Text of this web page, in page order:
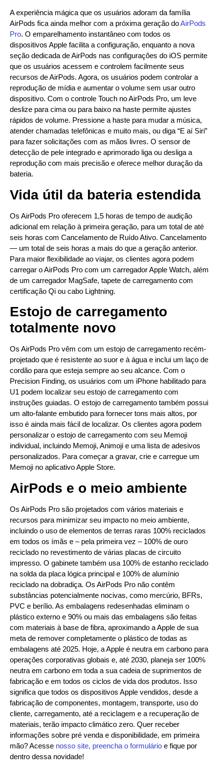
A experiência mágica que os usuários adoram da família
AirPods fica ainda melhor com a próxima geração doAirPods
Pro. O emparelhamento instantâneo com todos os
dispositivos Apple facilita a configuração, enquanto a nova
seção dedicada de AirPods nas configurações do iOS permite
que os usuários acessem e controlem facilmente seus
recursos de AirPods. Agora, os usuários podem controlar a
reprodução de mídia e aumentar o volume sem usar outro
dispositivo. Com o controle Touch no AirPods Pro, um leve
deslize para cima ou para baixo na haste permite ajustes
rápidos de volume. Pressione a haste para mudar a música,
atender chamadas telefônicas e muito mais, ou diga “E aí Siri”
para fazer solicitações com as mãos livres. O sensor de
detecção de pele integrado e aprimorado liga ou desliga a
reprodução com mais precisão e oferece melhor duração da
bateria.
Vida útil da bateria estendida
Os AirPods Pro oferecem 1,5 horas de tempo de audição
adicional em relação à primeira geração, para um total de até
seis horas com Cancelamento de Ruído Ativo. Cancelamento
— um total de seis horas a mais do que a geração anterior.
Para maior flexibilidade ao viajar, os clientes agora podem
carregar o AirPods Pro com um carregador Apple Watch, além
de um carregador MagSafe, tapete de carregamento com
certificação Qi ou cabo Lightning.
Estojo de carregamento
totalmente novo
Os AirPods Pro vêm com um estojo de carregamento recém-
projetado que é resistente ao suor e à água e inclui um laço de
cordão para que esteja sempre ao seu alcance. Com o
Precision Finding, os usuários com um iPhone habilitado para
U1 podem localizar seu estojo de carregamento com
instruções guiadas. O estojo de carregamento também possui
um alto-falante embutido para fornecer tons mais altos, por
isso é ainda mais fácil de localizar. Os clientes agora podem
personalizar o estojo de carregamento com seu Memoji
individual, incluindo Memoji, Animoji e uma lista de adesivos
personalizados. Para começar a gravar, crie e carregue um
Memoji no aplicativo Apple Store.
AirPods e o meio ambiente
Os AirPods Pro são projetados com vários materiais e
recursos para minimizar seu impacto no meio ambiente,
incluindo o uso de elementos de terras raras 100% reciclados
em todos os ímãs e – pela primeira vez – 100% de ouro
reciclado no revestimento de várias placas de circuito
impresso. O gabinete também usa 100% de estanho reciclado
na solda da placa lógica principal e 100% de alumínio
reciclado na dobradiça. Os AirPods Pro não contêm
substâncias potencialmente nocivas, como mercúrio, BFRs,
PVC e berílio. As embalagens redesenhadas eliminam o
plástico externo e 90% ou mais das embalagens são feitas
com materiais à base de fibra, aproximando a Apple de sua
meta de remover completamente o plástico de todas as
embalagens até 2025. Hoje, a Apple é neutra em carbono para
operações corporativas globais e, até 2030, planeja ser 100%
neutra em carbono em toda a sua cadeia de suprimentos de
fabricação e em todos os ciclos de vida dos produtos. Isso
significa que todos os dispositivos Apple vendidos, desde a
fabricação de componentes, montagem, transporte, uso do
cliente, carregamento, até a reciclagem e a recuperação de
materiais, terão impacto climático zero. Quer receber
informações sobre pré venda e disponibilidade, em primeira
mão? Acesse nosso site, preencha o formulário e fique por
dentro dessa novidade!